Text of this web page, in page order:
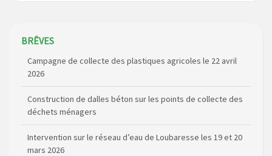
BRÊVES
Campagne de collecte des plastiques agricoles le 22 avril
2026
Construction de dalles béton sur les points de collecte des
déchets ménagers
Intervention sur le réseau d’eau de Loubaresse les 19 et 20
mars 2026
Route RD348 barrée (St Marc / Croisement de Bournoncles)